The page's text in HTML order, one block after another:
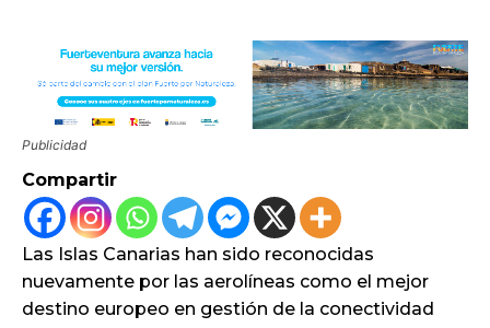
Publicidad
Compartir
Las Islas Canarias han sido reconocidas
nuevamente por las aerolíneas como el mejor
destino europeo en gestión de la conectividad